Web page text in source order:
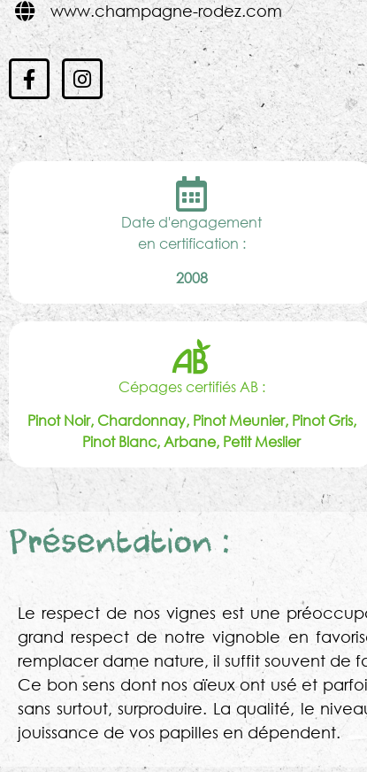
www.champagne-rodez.com
Date d'engagement
en certification :
2008
Cépages certifiés AB :
Pinot Noir, Chardonnay, Pinot Meunier, Pinot Gris,
Pinot Blanc, Arbane, Petit Meslier
Présentation :
Le respect de nos vignes est une
grand respect de notre vignoble en
remplacer dame nature, il suffit souvent de
Ce bon sens dont nos aïeux ont usé et
sans surtout, surproduire. La qualité, le
jouissance de vos papilles en dépendent.